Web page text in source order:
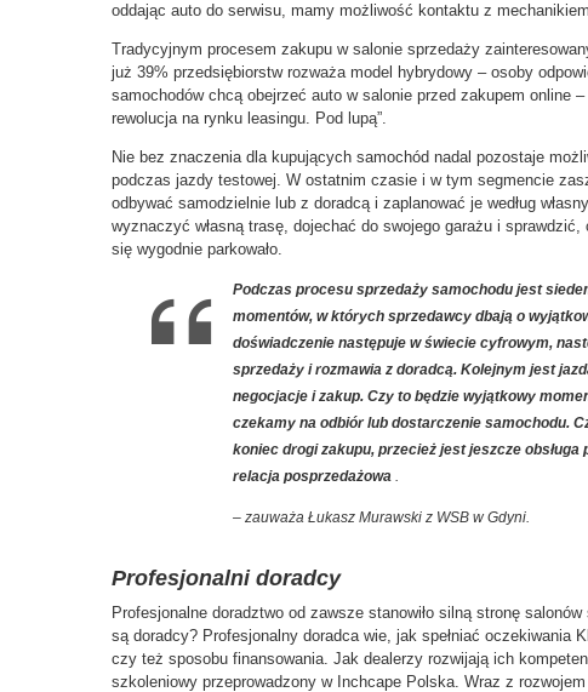
oddając auto do serwisu, mamy możliwość kontaktu z
Tradycyjnym procesem zakupu w salonie sprzedaży
już 39% przedsiębiorstw rozważa model hybrydowy – osoby
samochodów chcą obejrzeć auto w salonie przed zakupem online
rewolucja na rynku leasingu. Pod lupą”.
Nie bez znaczenia dla kupujących samochód nadal pozostaje
podczas jazdy testowej. W ostatnim czasie i w tym segmencie
odbywać samodzielnie lub z doradcą i zaplanować je według
wyznaczyć własną trasę, dojechać do swojego garażu i
się wygodnie parkowało.
Podczas procesu sprzedaży samochodu jest
momentów, w których sprzedawcy dbają o
doświadczenie następuje w świecie cyfrowym,
sprzedaży i rozmawia z doradcą. Kolejnym jest
negocjacje i zakup. Czy to będzie wyjątkowy
czekamy na odbiór lub dostarczenie samochodu.
koniec drogi zakupu, przecież jest jeszcze
relacja posprzedażowa .
– zauważa Łukasz Murawski z WSB w Gdyni.
Profesjonalni doradcy
Profesjonalne doradztwo od zawsze stanowiło silną stronę
są doradcy? Profesjonalny doradca wie, jak spełniać oczekiwania
czy też sposobu finansowania. Jak dealerzy rozwijają ich
szkoleniowy przeprowadzony w Inchcape Polska. Wraz z